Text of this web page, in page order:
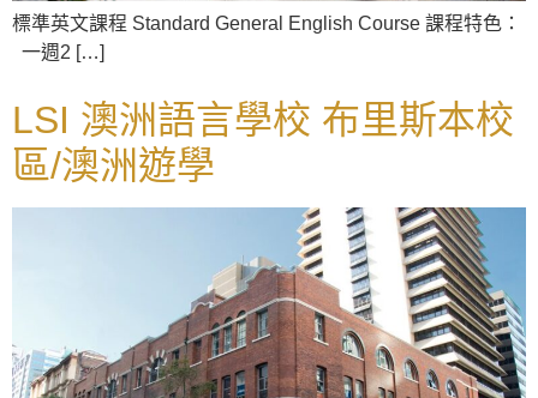
標準英文課程 Standard General English Course 課程特色：
一週2 […]
LSI 澳洲語言學校 布里斯本校
區/澳洲遊學